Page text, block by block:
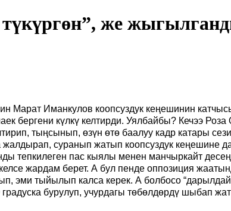
түкүргөн”, же
Марат Иманкулов коопсуздук кеңешинин
бергени күлкү келтирди. Уялбайбы? Кечээ
тыңсынып, өзүн өтө баалуу кадр катары
суранып жатып коопсуздук кеңешине
тепкилеген пас кыялы менен манчыркайт
жардам берет. А бул пенде оппозиция
эми тыйылып калса керек. А болбосо
бурулуп, учурдагы төбөлдөрдү шыбап